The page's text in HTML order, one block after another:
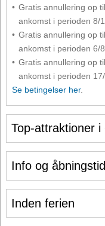
Info og
Inden ferien
Gratis annullering op
ankomst i perioden 8/
Gratis annullering op
ankomst i perioden 6/
Gratis annullering op
ankomst i perioden
Se betingelser her.
Top-attraktioner i